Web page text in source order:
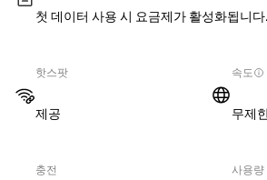
첫 데이터 사용 시 요금제가 활성화됩니다.
핫스팟
제공
속도
무제
충전 사용량